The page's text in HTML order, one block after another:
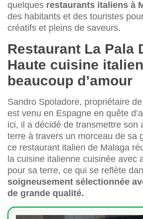
quelques restaurants italiens à
des habitants et des touristes
créatifs et pleins de saveurs.
Restaurant La Pala
Haute cuisine
beaucoup d’amour
Sandro Spoladore, propriétaire de
est venu en Espagne en quête
ici, il a décidé de transmettre son
terre à travers un morceau de sa
ce restaurant italien de Malaga
la cuisine italienne cuisinée avec
pour sa terre, ce qui se reflète
soigneusement sélectionnée
de grande qualité.